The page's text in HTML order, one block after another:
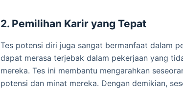
2. Pemilihan Karir yang Tepat
Tes potensi diri juga sangat bermanfaat dalam
dapat merasa terjebak dalam pekerjaan yang
mereka. Tes ini membantu mengarahkan
potensi dan minat mereka. Dengan demikian,